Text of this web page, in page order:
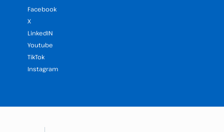
Facebook
X
LinkedIN
Youtube
TikTok
Instagram